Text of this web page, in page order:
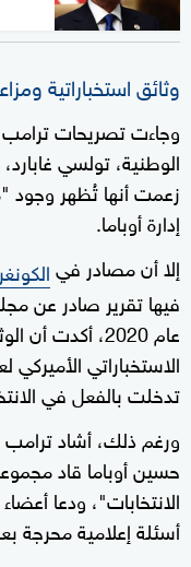
وثائق استخباراتية
وجاءت تصريحات
الوطنية، تولسي
زعمت أنها تُظهر وجود
إدارة أوباما.
إلا أن مصادر في
فيها تقرير صادر عن
عام 2020، أكدت
تدخلت بالفعل في
ورغم ذلك، أشاد ترامب
حسين أوباما قاد
الانتخابات"، ودعا
أسئلة إعلامية محرجة